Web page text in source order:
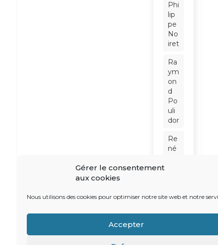
Gérer le consentement
aux cookies
Nous utilisons des cookies pour optimiser notre site web et notre
Accepter
Phi
lip
pe
No
iret
Ra
ym
on
d
Po
uli
dor
Re
né
ber
Ba